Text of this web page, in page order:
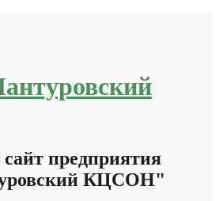
предприятия
КЦСОН"